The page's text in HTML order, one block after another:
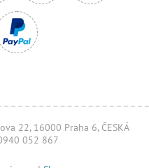
22, 16000 Praha 6, ČESKÁ
052 867